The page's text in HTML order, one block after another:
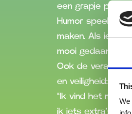
een grapje
Humor speelt
maken. Als
mooi gedaan.”
Ook de
en veiligheid:
“Ik vind het mooi
ik iets extra’s